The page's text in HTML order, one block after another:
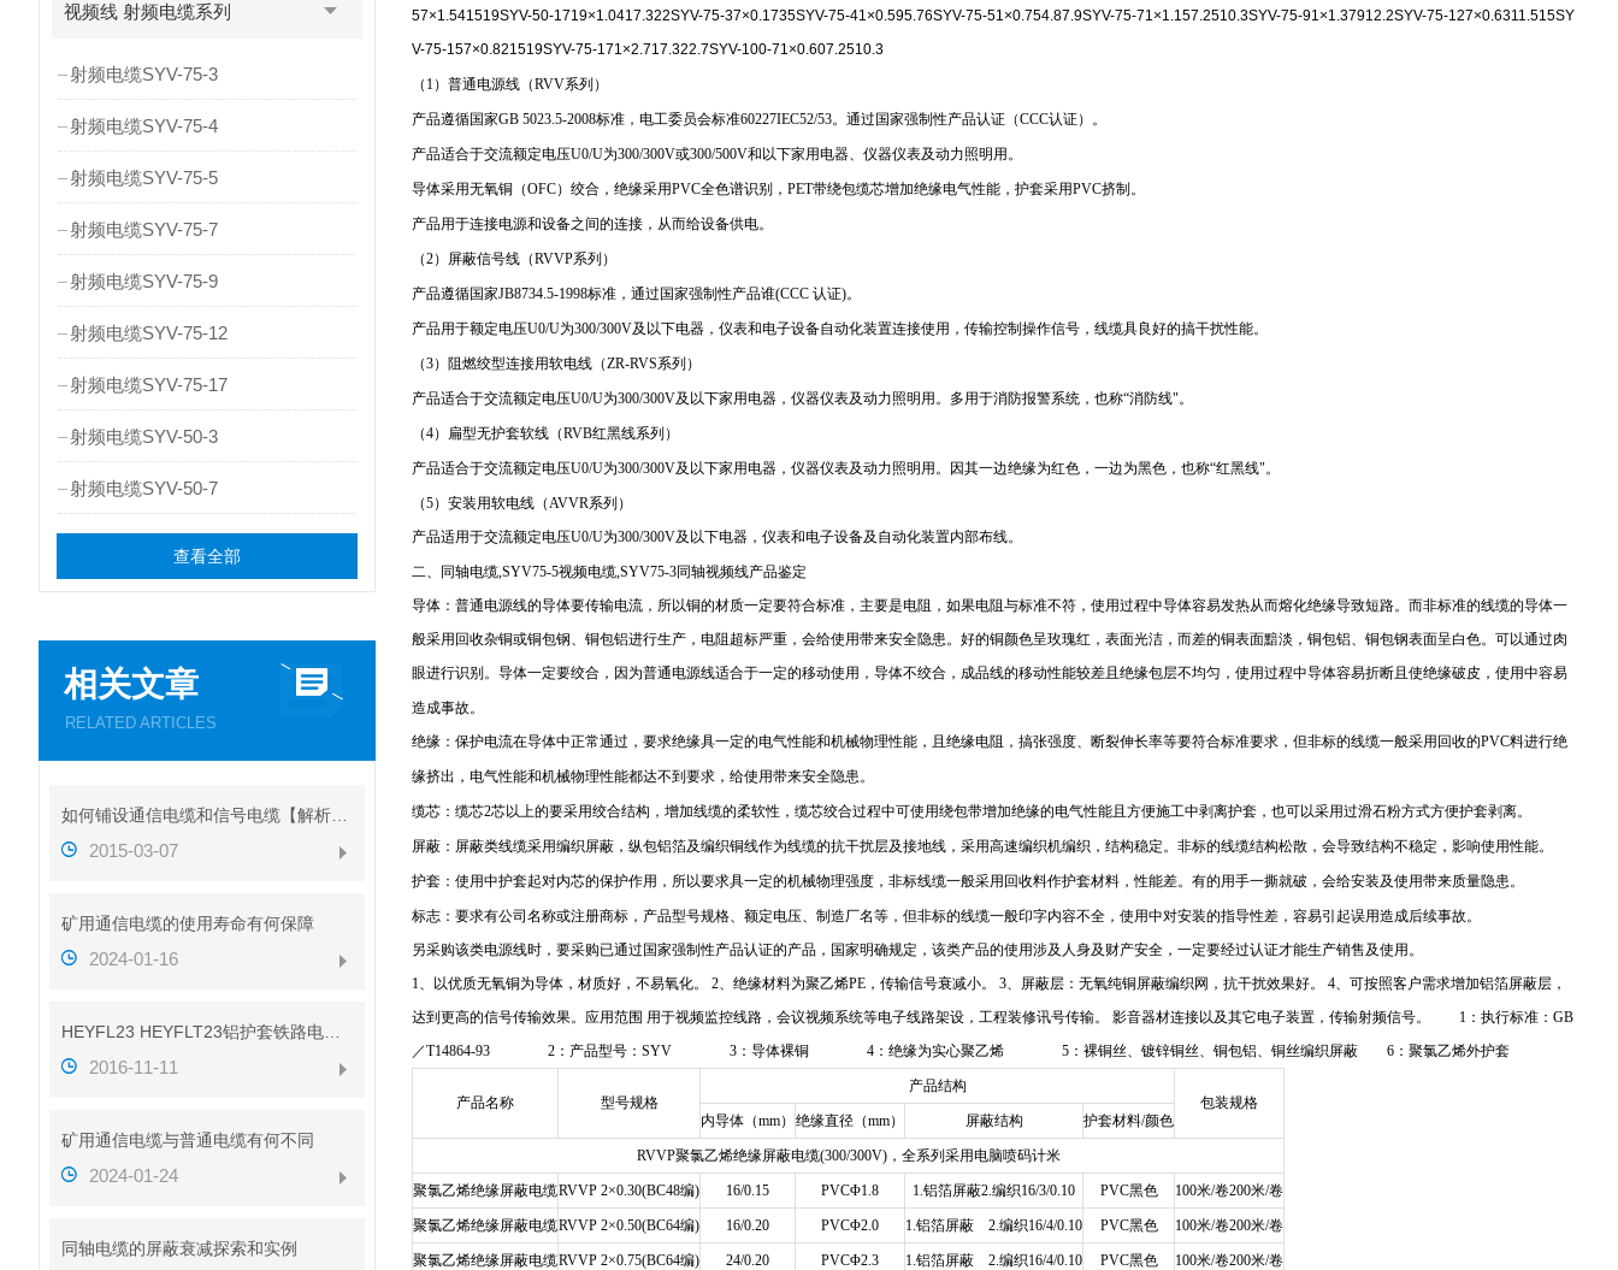
视频线 射频电缆系列
射频电缆SYV-75-3
射频电缆SYV-75-4
射频电缆SYV-75-5
射频电缆SYV-75-7
射频电缆SYV-75-9
射频电缆SYV-75-12
射频电缆SYV-75-17
射频电缆SYV-50-3
射频电缆SYV-50-7
查看全部
相关文章
RELATED ARTICLES
2015-03-07
矿用通信电缆的使用寿命有何保障
2024-01-16
2016-11-11
矿用通信电缆与普通电缆有何不同
2024-01-24
同轴电缆的屏蔽衰减探索和实例
57×1.541519SYV-50-1719×1.0417.322SYV-75-37×0.1735SYV-75-41×0.595.76SYV-75-51×0.754.87.9SYV-75-71×1.157.2510.3SYV-75-91×1.37912.2SYV-75-127×0.6311.515SY
V-75-157×0.821519SYV-75-171×2.717.322.7SYV-100-71×0.607.2510.3
（1）普通电源线（RVV系列）
产品遵循国家GB 5023.5-2008标准，电工委员会标准60227IEC52/53。通过国家强制性产品认证（CCC认证）。
产品适合于交流额定电压U0/U为300/300V或300/500V和以下家用电器、仪器仪表及动力照明用。
导体采用无氧铜（OFC）绞合，绝缘采用PVC全色谱识别，PET带绕包缆芯增加绝缘电气性能，护套采用PVC挤制。
产品用于连接电源和设备之间的连接，从而给设备供电。
（2）屏蔽信号线（RVVP系列）
产品遵循国家JB8734.5-1998标准，通过国家强制性产品谁(CCC 认证)。
产品用于额定电压U0/U为300/300V及以下电器，仪表和电子设备自动化装置连接使用，传输控制操作信号，线缆具良好的搞干扰性能。
（3）阻燃绞型连接用软电线（ZR-RVS系列）
产品适合于交流额定电压U0/U为300/300V及以下家用电器，仪器仪表及动力照明用。多用于消防报警系统，也称“消防线"。
（4）扁型无护套软线（RVB红黑线系列）
产品适合于交流额定电压U0/U为300/300V及以下家用电器，仪器仪表及动力照明用。因其一边绝缘为红色，一边为黑色，也称“红黑线"。
（5）安装用软电线（AVVR系列）
产品适用于交流额定电压U0/U为300/300V及以下电器，仪表和电子设备及自动化装置内部布线。
二、同轴电缆,SYV75-5视频电缆,SYV75-3同轴视频线产品鉴定
导体：普通电源线的导体要传输电流，所以铜的材质一定要符合标准，主要是电阻，如果电阻与标准不符，使用过程中导体容易发热从而熔化绝缘导致短路。而非标准的线缆的导体一
般采用回收杂铜或铜包钢、铜包铝进行生产，电阻超标严重，会给使用带来安全隐患。好的铜颜色呈玫瑰红，表面光洁，而差的铜表面黯淡，铜包铝、铜包钢表面呈白色。可以通过肉
眼进行识别。导体一定要绞合，因为普通电源线适合于一定的移动使用，导体不绞合，成品线的移动性能较差且绝缘包层不均匀，使用过程中导体容易折断且使绝缘破皮，使用中容易
造成事故。
绝缘：保护电流在导体中正常通过，要求绝缘具一定的电气性能和机械物理性能，且绝缘电阻，搞张强度、断裂伸长率等要符合标准要求，但非标的线缆一般采用回收的PVC料进行绝
缘挤出，电气性能和机械物理性能都达不到要求，给使用带来安全隐患。
缆芯：缆芯2芯以上的要采用绞合结构，增加线缆的柔软性，缆芯绞合过程中可使用绕包带增加绝缘的电气性能且方便施工中剥离护套，也可以采用过滑石粉方式方便护套剥离。
屏蔽：屏蔽类线缆采用编织屏蔽，纵包铝箔及编织铜线作为线缆的抗干扰层及接地线，采用高速编织机编织，结构稳定。非标的线缆结构松散，会导致结构不稳定，影响使用性能。
护套：使用中护套起对内芯的保护作用，所以要求具一定的机械物理强度，非标线缆一般采用回收料作护套材料，性能差。有的用手一撕就破，会给安装及使用带来质量隐患。
标志：要求有公司名称或注册商标，产品型号规格、额定电压、制造厂名等，但非标的线缆一般印字内容不全，使用中对安装的指导性差，容易引起误用造成后续事故。
另采购该类电源线时，要采购已通过国家强制性产品认证的产品，国家明确规定，该类产品的使用涉及人身及财产安全，一定要经过认证才能生产销售及使用。
1、以优质无氧铜为导体，材质好，不易氧化。 2、绝缘材料为聚乙烯PE，传输信号衰减小。 3、屏蔽层：无氧纯铜屏蔽编织网，抗干扰效果好。 4、可按照客户需求增加铝箔屏蔽层，
达到更高的信号传输效果。应用范围 用于视频监控线路，会议视频系统等电子线路架设，工程装修讯号传输。 影音器材连接以及其它电子装置，传输射频信号。 1：执行标准：GB
／T14864-93 2：产品型号：SYV 3：导体裸铜 4：绝缘为实心聚乙烯 5：裸铜丝、镀锌铜丝、铜包铝、铜丝编织屏蔽 6：聚氯乙烯外护套
产品名称 型号规格
产品结构
包装规格
内导体（mm） 绝缘直径（mm） 屏蔽结构 护套材料/颜色
RVVP聚氯乙烯绝缘屏蔽电缆(300/300V)，全系列采用电脑喷码计米
聚氯乙烯绝缘屏蔽电缆RVVP 2×0.30(BC48编) 16/0.15 PVCΦ1.8 1.铝箔屏蔽2.编织16/3/0.10 PVC黑色 100米/卷200米/卷
聚氯乙烯绝缘屏蔽电缆RVVP 2×0.50(BC64编) 16/0.20 PVCΦ2.0 1.铝箔屏蔽 2.编织16/4/0.10 PVC黑色 100米/卷200米/卷
聚氯乙烯绝缘屏蔽电缆RVVP 2×0.75(BC64编) 24/0.20 PVCΦ2.3 1.铝箔屏蔽 2.编织16/4/0.10 PVC黑色 100米/卷200米/卷